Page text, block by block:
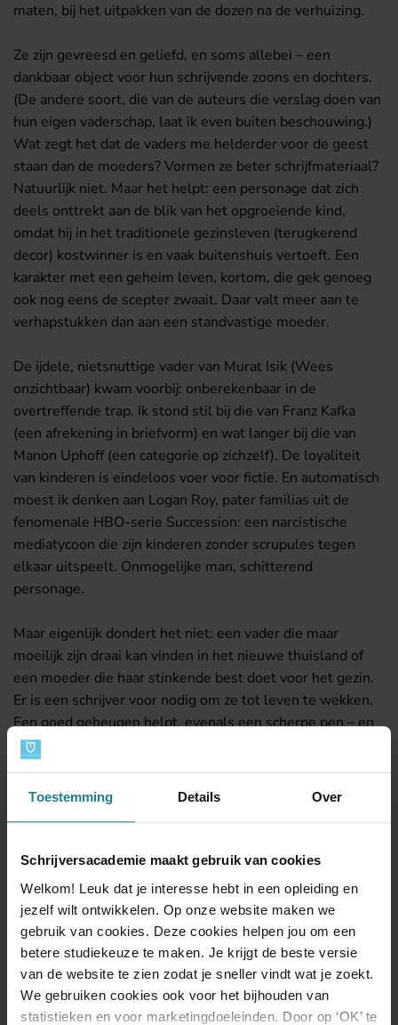
Toestemming Details Over
Schrijversacademie maakt gebruik van cookies
Welkom! Leuk dat je interesse hebt in een opleiding en
jezelf wilt ontwikkelen. Op onze website maken we
gebruik van cookies. Deze cookies helpen jou om een
betere studiekeuze te maken. Je krijgt de beste versie
van de website te zien zodat je sneller vindt wat je zoekt.
We gebruiken cookies ook voor het bijhouden van
statistieken en voor marketingdoeleinden. Door op ‘OK’ te
maten, bij het uitpakken van de dozen na de verhuizing.
Ze zijn gevreesd en geliefd, en soms allebei – een
dankbaar object voor hun schrijvende zoons en dochters.
(De andere soort, die van de auteurs die verslag doen van
hun eigen vaderschap, laat ik even buiten beschouwing.)
Wat zegt het dat de vaders me helderder voor de geest
staan dan de moeders? Vormen ze beter schrijfmateriaal?
Natuurlijk niet. Maar het helpt: een personage dat zich
deels onttrekt aan de blik van het opgroeiende kind,
omdat hij in het traditionele gezinsleven (terugkerend
decor) kostwinner is en vaak buitenshuis vertoeft. Een
karakter met een geheim leven, kortom, die gek genoeg
ook nog eens de scepter zwaait. Daar valt meer aan te
verhapstukken dan aan een standvastige moeder.
De ijdele, nietsnuttige vader van Murat Isik (Wees
onzichtbaar) kwam voorbij: onberekenbaar in de
overtreffende trap. Ik stond stil bij die van Franz Kafka
(een afrekening in briefvorm) en wat langer bij die van
Manon Uphoff (een categorie op zichzelf). De loyaliteit
van kinderen is eindeloos voer voor fictie. En automatisch
moest ik denken aan Logan Roy, pater familias uit de
fenomenale HBO-serie Succession: een narcistische
mediatycoon die zijn kinderen zonder scrupules tegen
elkaar uitspeelt. Onmogelijke man, schitterend
personage.
Maar eigenlijk dondert het niet: een vader die maar
moeilijk zijn draai kan vinden in het nieuwe thuisland of
een moeder die haar stinkende best doet voor het gezin.
Er is een schrijver voor nodig om ze tot leven te wekken.
Een goed geheugen helpt, evenals een scherpe pen – en
een flinke duim.
Nicoline Baartman
Lees de vorige blog:Hoe overkom je writer’s block?
Ga terug naar het overzicht van alle blogs